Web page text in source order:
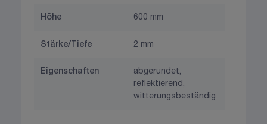
Höhe 600 mm
Stärke/Tiefe 2 mm
Eigenschaften
abgerundet,
reflektierend,
witterungsbeständig